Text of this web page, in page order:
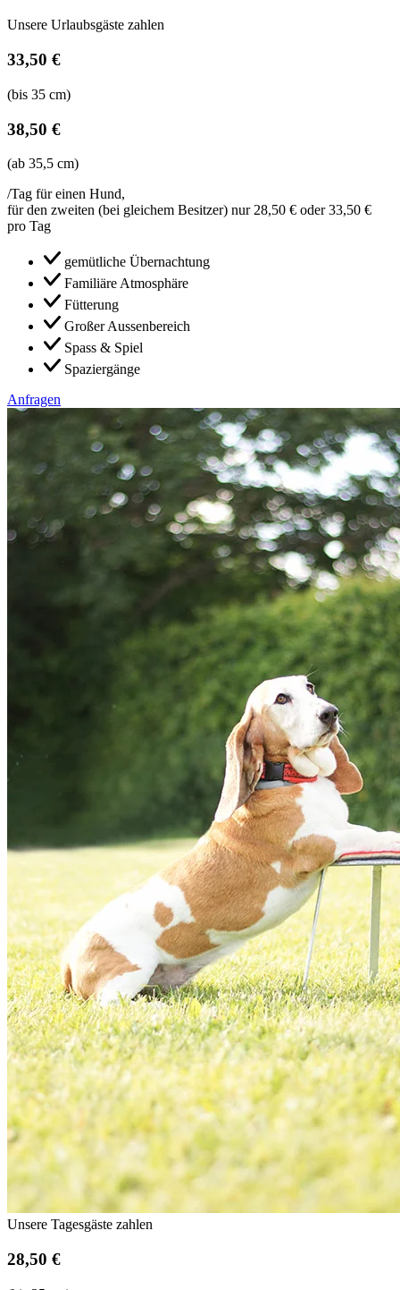
Unsere Urlaubsgäste zahlen
33,50 €
(bis 35 cm)
38,50 €
(ab 35,5 cm)
/Tag für einen Hund,
für den zweiten (bei gleichem Besitzer) nur 28,50 € oder 33,50 €
pro Tag
gemütliche Übernachtung
Familiäre Atmosphäre
Fütterung
Großer Aussenbereich
Spass & Spiel
Spaziergänge
Anfragen
Unsere Tagesgäste zahlen
28,50 €